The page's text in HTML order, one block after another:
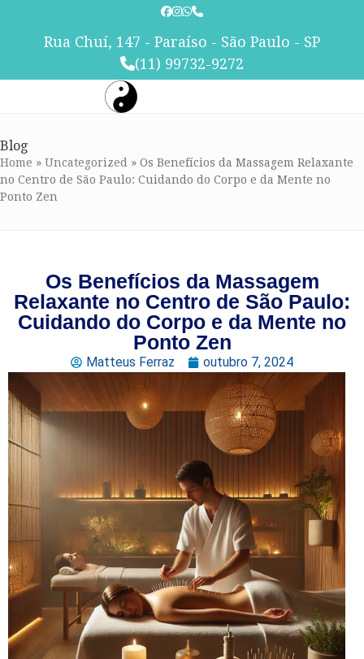
contentRua Chuí, 147 - Paraíso - São Paulo - SP
(11) 99732-9272
Blog
Home » Uncategorized » Os Benefícios da Massagem Relaxante
no Centro de São Paulo: Cuidando do Corpo e da Mente no
Ponto Zen
Os Benefícios da Massagem
Relaxante no Centro de São Paulo:
Cuidando do Corpo e da Mente no
Ponto Zen
Matteus Ferraz outubro 7, 2024